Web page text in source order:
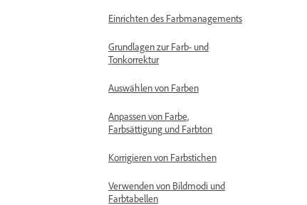
Einrichten des Farbmanagements
Grundlagen zur Farb- und
Tonkorrektur
Auswählen von Farben
Anpassen von Farbe,
Farbsättigung und Farbton
Korrigieren von Farbstichen
Verwenden von Bildmodi und
Farbtabellen